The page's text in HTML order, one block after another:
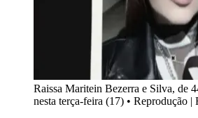
Raissa Maritein Bezerra e Silva, de
nesta terça-feira (17) • Reprodução |